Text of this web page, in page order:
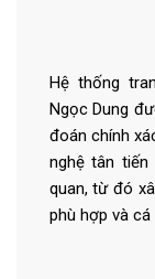
Hệ thống
Ngọc Dung
đoán chính
nghệ tân
quan, từ đó
phù hợp và